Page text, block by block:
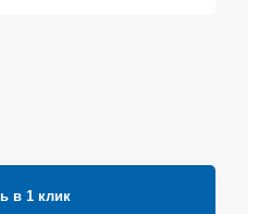
в 1 клик